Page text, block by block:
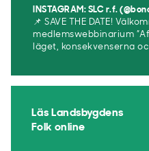
INSTAGRAM: SLC r.f.
📌 SAVE THE DATE!
medlemswebbinarium
läget, konsekvenserna
Läs Landsbygdens
Folk online